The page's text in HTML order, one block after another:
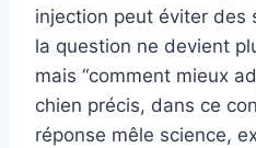
injection peut éviter des
la question ne devient
mais “comment mieux
chien précis, dans ce
réponse mêle science,